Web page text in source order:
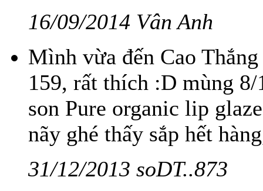
16/09/2014 Vân Anh
Mình vừa đến Cao
159, rất thích :D mùng
son Pure organic lip
nãy ghé thấy sắp hết
31/12/2013 soDT..873